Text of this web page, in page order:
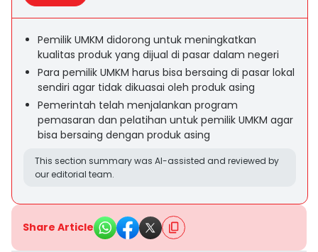
Pemilik UMKM didorong untuk meningkatkan
kualitas produk yang dijual di pasar dalam negeri
Para pemilik UMKM harus bisa bersaing di pasar lokal
sendiri agar tidak dikuasai oleh produk asing
Pemerintah telah menjalankan program
pemasaran dan pelatihan untuk pemilik UMKM agar
bisa bersaing dengan produk asing
This section summary was AI-assisted and reviewed by
our editorial team.
Share Article